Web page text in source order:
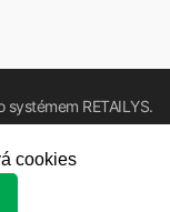
systémem RETAILYS.
cookies